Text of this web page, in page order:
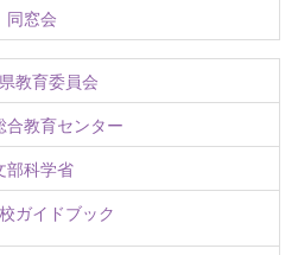
同窓会
教育委員会
合教育センター
部科学省
ガイドブック